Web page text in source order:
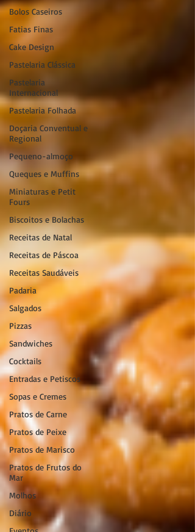
Bolos Caseiros
Fatias Finas
Cake Design
Pastelaria Clássica
Pastelaria
Internacional
Pastelaria Folhada
Doçaria Conventual e
Regional
Pequeno-almoço
Queques e Muffins
Miniaturas e Petit
Fours
Biscoitos e Bolachas
Receitas de Natal
Receitas de Páscoa
Receitas Saudáveis
Padaria
Salgados
Pizzas
Sandwiches
Cocktails
Entradas e Petiscos
Sopas e Cremes
Pratos de Carne
Pratos de Peixe
Pratos de Marisco
Pratos de Frutos do
Mar
Molhos
Diário